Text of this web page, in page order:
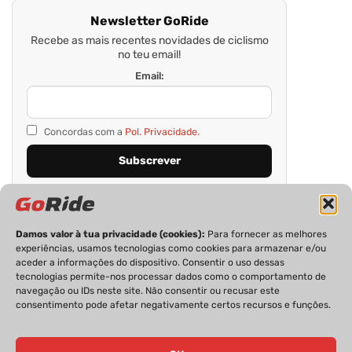
Damos valor à tua privacidade (cookies): Para fornecer as melhores
experiências, usamos tecnologias como cookies para armazenar e/ou
aceder a informações do dispositivo. Consentir o uso dessas
tecnologias permite-nos processar dados como o comportamento de
navegação ou IDs neste site. Não consentir ou recusar este
consentimento pode afetar negativamente certos recursos e funções.
Newsletter GoRide
Recebe as mais recentes novidades de ciclismo
no teu email!
Email:
Concordas com a Pol. Privacidade.
PRIVACIDADE FICHA TÉCNICA
ESTATUTO EDITORIAL